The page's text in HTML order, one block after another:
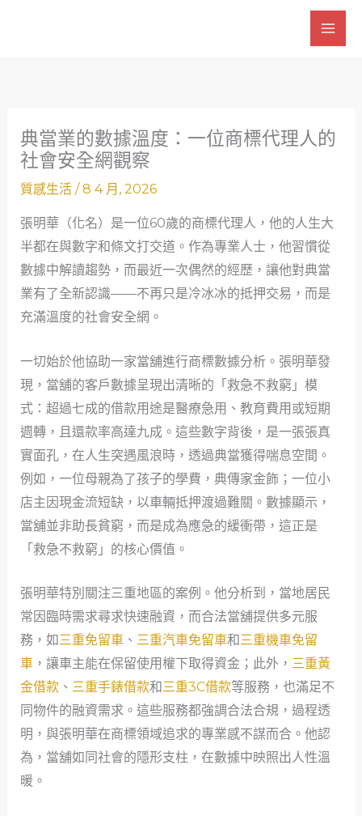
典當業的數據溫度：一位商標代理人的
社會安全網觀察
質感生活/8 4 月, 2026
張明華（化名）是一位60歲的商標代理人，他的人生大
半都在與數字和條文打交道。作為專業人士，他習慣從
數據中解讀趨勢，而最近一次偶然的經歷，讓他對典當
業有了全新認識——不再只是冷冰冰的抵押交易，而是
充滿溫度的社會安全網。
一切始於他協助一家當舖進行商標數據分析。張明華發
現，當舖的客戶數據呈現出清晰的「救急不救窮」模
式：超過七成的借款用途是醫療急用、教育費用或短期
週轉，且還款率高達九成。這些數字背後，是一張張真
實面孔，在人生突遇風浪時，透過典當獲得喘息空間。
例如，一位母親為了孩子的學費，典傳家金飾；一位小
店主因現金流短缺，以車輛抵押渡過難關。數據顯示，
當舖並非助長貧窮，而是成為應急的緩衝帶，這正是
「救急不救窮」的核心價值。
張明華特別關注三重地區的案例。他分析到，當地居民
常因臨時需求尋求快速融資，而合法當舖提供多元服
務，如三重免留車、 三重汽車免留車和三重機車免留
車，讓車主能在保留使用權下取得資金；此外， 三重黃
金借款、 三重手錶借款和三重3C借款等服務，也滿足不
同物件的融資需求。這些服務都強調合法合規，過程透
明，與張明華在商標領域追求的專業感不謀而合。他認
為，當舖如同社會的隱形支柱，在數據中映照出人性溫
暖。